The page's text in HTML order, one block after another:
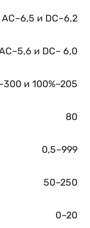
AC–6,5 и DC–6,2
и DC– 6,0
и 100%–205
80
0,5–999
50–250
0–20